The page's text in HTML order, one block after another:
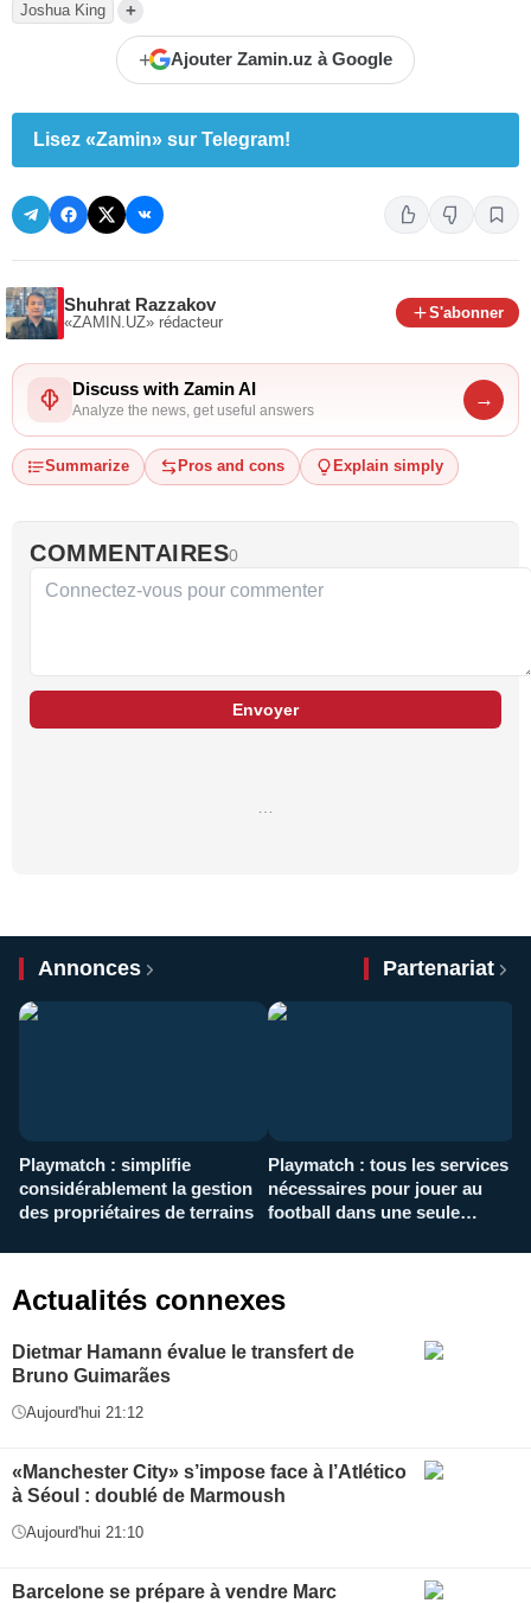
Joshua King +
+ Ajouter Zamin.uz à Google
Lisez «Zamin» sur Telegram!
Shuhrat Razzakov
«ZAMIN.UZ» rédacteur
S'abonner
Discuss with Zamin AI
Analyze the news, get useful answers
→
Summarize Pros and cons Explain simply
COMMENTAIRES0
Envoyer
Annonces Partenariat
Playmatch : simplifie
considérablement la gestion
des propriétaires de terrains
Playmatch : tous les services
nécessaires pour jouer au
football dans une seule
Actualités connexes
Dietmar Hamann évalue le transfert de
Bruno Guimarães
Aujourd'hui 21:12
«Manchester City» s’impose face à l’Atlético
à Séoul : doublé de Marmoush
Aujourd'hui 21:10
Barcelone se prépare à vendre Marc